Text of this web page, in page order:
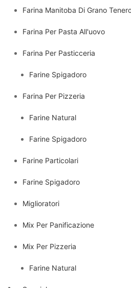
Farina Manitoba Di Grano
Farina Per Pasta All'uovo
Farina Per Pasticceria
Farine Spigadoro
Farina Per Pizzeria
Farine Natural
Farine Spigadoro
Farine Particolari
Farine Spigadoro
Miglioratori
Mix Per Panificazione
Mix Per Pizzeria
Farine Natural